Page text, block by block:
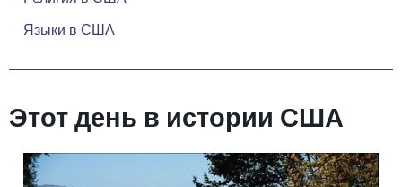
Языки в США
Этот день в истории США